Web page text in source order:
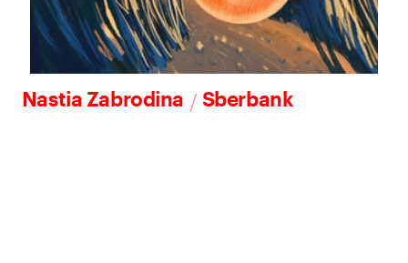
Nastia Zabrodina / Sberbank